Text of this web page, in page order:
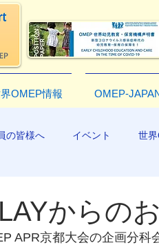
OMEP情報 OMEP-
の皆様へ イベント 世
からの
APR京都大会の企画分科